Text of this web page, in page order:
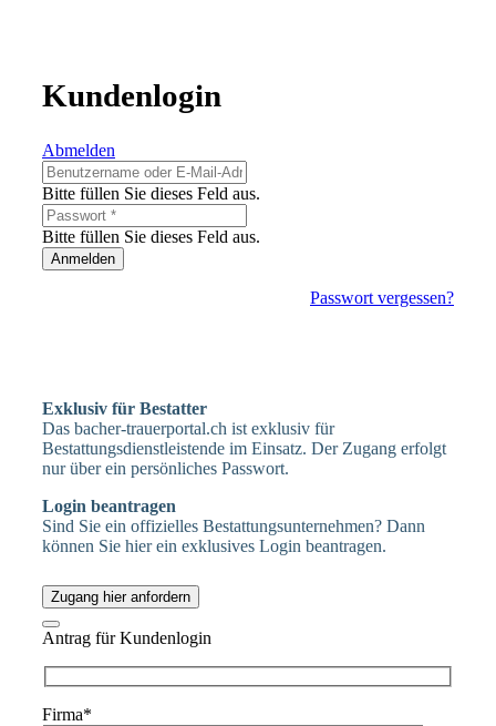
Kundenlogin
Abmelden
Bitte füllen Sie dieses Feld aus.
Bitte füllen Sie dieses Feld aus.
Anmelden
Passwort vergessen?
Exklusiv für Bestatter
Das bacher-trauerportal.ch ist exklusiv für
Bestattungsdienstleistende im Einsatz. Der Zugang erfolgt
nur über ein persönliches Passwort.
Login beantragen
Sind Sie ein offizielles Bestattungsunternehmen? Dann
können Sie hier ein exklusives Login beantragen.
Zugang hier anfordern
Antrag für Kundenlogin
Firma*